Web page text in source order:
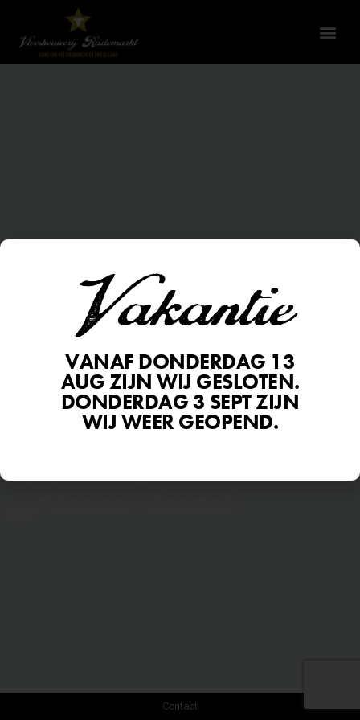
Het beste rund
van het
Contact
Vakantie
VANAF DONDERDAG 13
AUG ZIJN WIJ GESLOTEN.
DONDERDAG 3 SEPT ZIJN
WIJ WEER GEOPEND.